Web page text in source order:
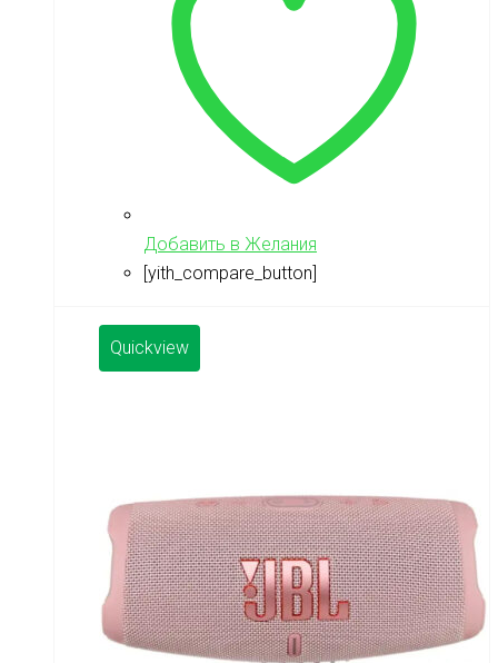
Добавить в Желания
[yith_compare_button]
Quickview